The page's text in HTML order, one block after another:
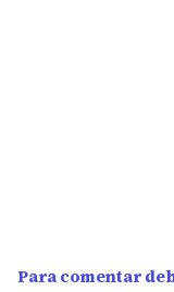
Para comentar